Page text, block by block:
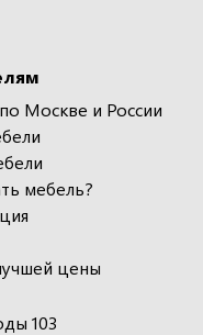
Москве и России
мебель?
цены
103